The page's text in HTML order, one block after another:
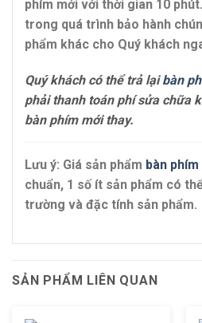
phím mới với thời gian 10
trong quá trình bảo hành
phẩm khác cho Quý khách
Quý khách có thể trả lạibàn
phải thanh toán phí sửa chữa
bàn phím mới thay.
Lưu ý: Giá sản phẩm bàn
chuẩn, 1 số ít sản phẩm có
trường và đặc tính sản phẩm.
SẢN PHẨM LIÊN QUAN